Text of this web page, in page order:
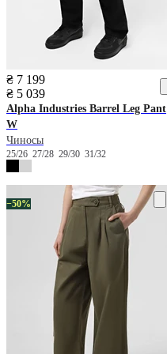
₴ 7 199
₴ 5 039
Alpha Industries Barrel Leg Pant
W
Чиносы
25/26 27/28 29/30 31/32
−50%